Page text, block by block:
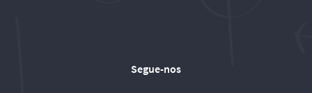
Segue-nos